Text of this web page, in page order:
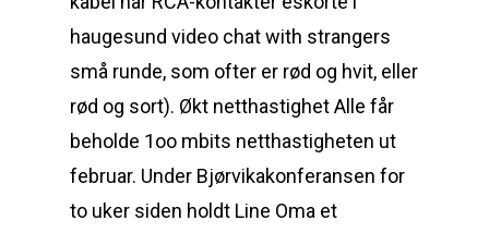
haugesund video chat with strangers
små runde, som ofter er rød og hvit, eller
rød og sort). Økt netthastighet Alle får
beholde 1oo mbits netthastigheten ut
februar. Under Bjørvikakonferansen for
to uker siden holdt Line Oma et